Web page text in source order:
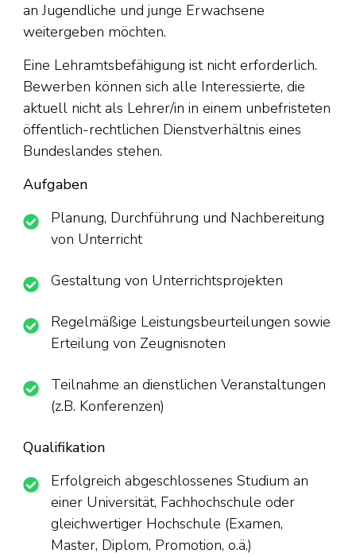
an Jugendliche und junge Erwachsene
weitergeben möchten.
Eine Lehramtsbefähigung ist nicht erforderlich.
Bewerben können sich alle Interessierte, die
aktuell nicht als Lehrer/in in einem unbefristeten
öffentlich-rechtlichen Dienstverhältnis eines
Bundeslandes stehen.
Aufgaben
Planung, Durchführung und Nachbereitung
von Unterricht
Gestaltung von Unterrichtsprojekten
Regelmäßige Leistungsbeurteilungen sowie
Erteilung von Zeugnisnoten
Teilnahme an dienstlichen Veranstaltungen
(z.B. Konferenzen)
Qualifikation
Erfolgreich abgeschlossenes Studium an
einer Universität, Fachhochschule oder
gleichwertiger Hochschule (Examen,
Master, Diplom, Promotion, o.ä.)